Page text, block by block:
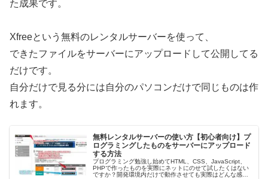
た成果です。
Xfreeという無料のレンタルサーバーを使って、
できたファイルをサーバーにアップロードして公開してる
だけです。
自分だけで見る分には自分のパソコンだけで同じものは作
れます。
無料レンタルサーバーの使い方【初心者向け】プ
ログラミングしたものをサーバーにアップロード
する方法
プログラミング勉強し始めてHTML、CSS、JavaScript、
PHPで作ったものを実際にネットにのせて試したくはない
ですか？開発環境内だけで動作させても実際はどんな感じ